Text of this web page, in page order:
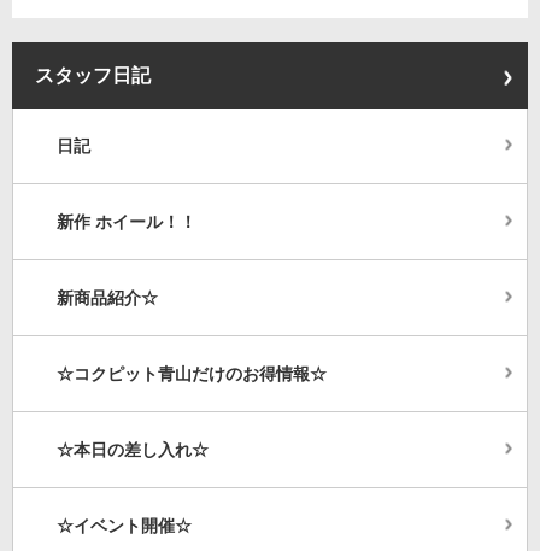
スタッフ日記
日記
新作 ホイール！！
新商品紹介☆
☆コクピット青山だけのお得情報☆
☆本日の差し入れ☆
☆イベント開催☆